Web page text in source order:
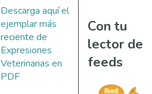
Descarga aquí el
ejemplar más
reciente de
Expresiones
Veterinarias en
PDF
Con tu
lector de
feeds